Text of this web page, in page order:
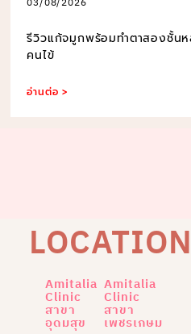
03/08/2026
รีวิวแก้จมูกพร้อมทำตาสองชั้น
คนไข้
อ่านต่อ >
LOCATION
Amitalia
Clinic
สาขา
อุดมสุข
Amitalia
Clinic
สาขา
เพชรเกษม